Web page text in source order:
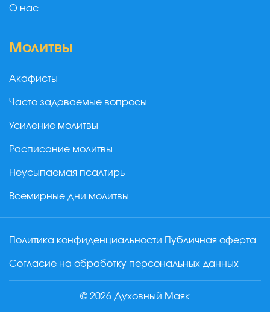
О нас
Молитвы
Акафисты
Часто задаваемые вопросы
Усиление молитвы
Расписание молитвы
Неусыпаемая псалтирь
Всемирные дни молитвы
Политика конфиденциальности Публичная оферта
Согласие на обработку персональных данных
© 2026 Духовный Маяк